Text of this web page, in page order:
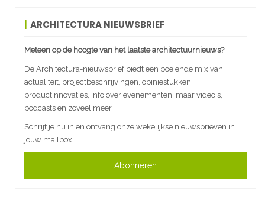
ARCHITECTURA NIEUWSBRIEF
Meteen op de hoogte van het laatste architectuurnieuws?
De Architectura-nieuwsbrief biedt een boeiende mix van
actualiteit, projectbeschrijvingen, opiniestukken,
productinnovaties, info over evenementen, maar video's,
podcasts en zoveel meer.
Schrijf je nu in en ontvang onze wekelijkse nieuwsbrieven in
jouw mailbox.
Abonneren